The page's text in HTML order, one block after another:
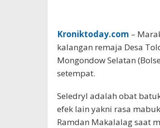
Kroniktoday.com –
kalangan remaja Desa
Mongondow Selatan
setempat.
Seledryl adalah obat
efek lain yakni rasa
Ramdan Makalalag saat